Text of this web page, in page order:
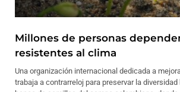
Millones de personas
resistentes al clima
Una organización internacional dedicada a
trabaja a contrarreloj para preservar la